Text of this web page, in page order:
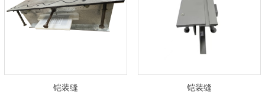
铠装缝 铠装缝